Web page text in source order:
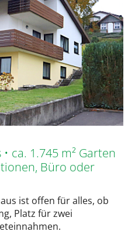
ca. 1.745 m² Garten
Büro oder
ist offen für alles, ob
Platz für zwei